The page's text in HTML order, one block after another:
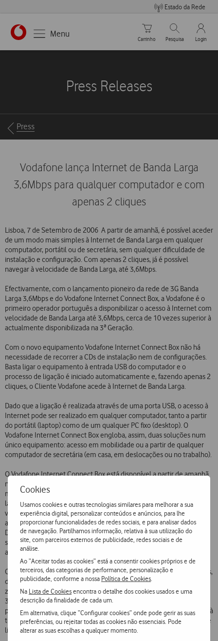
Cookies
Usamos cookies e outras tecnologias similares para melhorar a sua
experiência digital, personalizar conteúdos e anúncios, para lhe
proporcionar funcionalidades de redes sociais, e para analisar dados
de navegação. Partilhamos informação, relativa à sua utilização do
site, com parceiros externos de publicidade, redes sociais e de
análise.
Ao “Aceitar todas as cookies” está a consentir cookies próprios e de
terceiros, das categorias de performance, personalização e
publicidade, conforme a nossa Política de Cookies
Na Lista de Cookiesencontra o detalhe dos cookies usados e uma
descrição da finalidade de cada um.
Em alternativa, clique “Configurar cookies” onde pode gerir as suas
preferências, ou rejeitar todas as cookies não essenciais. Pode
alterar as suas escolhas a qualquer momento.
Estado da Rede
https://www.vodafone.pt
Menu
Carrinho de compras
Carrinho
Pesquisar
Pesquisa
My
Login
Press Releases
Breadcrumbs
Press
Vodafone lança Internet de Banda Larga
3,6Mbps para qualquer computador e com
apenas 2 cliques
Lisboa, 7 de Setembro de 2006  A partir de amanhã, é possível aceder
de um modo mais simples à Internet de Banda Larga em qualquer
computador, portátil ou de secretária, sem qualquer dificuldade de
instalação e configuração. Com apenas 2 cliques, já é possível
navegar à velocidade de Banda Larga, até 3,6Mbps.
Efectivamente, com o lançamento pioneiro da rede de 3G Banda
Larga 3,6Mbps e do Vodafone Internet Connect Box, a Vodafone é o
primeiro operador português a disponibilizar o acesso à Internet com
velocidade de Banda Larga até 3,6Mbps, cerca de 10 vezes superior à
actualmente disponibilizada na 3ª Geração.
Com o novo equipamento Vodafone Internet Connect Box não há
necessidade de recorrer a CDs de instalação nem de configurações.
Basta ligar o equipamento à entrada USB do computador e o
processo de ligação é iniciado automaticamente e, fazendo apenas 2
cliques, o Cliente Vodafone acede à Internet de Banda Larga.
Dado que a ligação é realizada através de uma porta USB, o acesso à
Internet pode ser realizado em qualquer computador, tanto a partir
do portátil (laptop) como de um qualquer PC fixo (desktop). O
Vodafone Internet Connect Box engloba, assim, duas soluções num
único equipamento: acesso em mobilidade ou a partir de qualquer
computador de secretária (em casa, em deslocações ou no trabalho).
O Vodafone Internet Connect Box está disponível a partir de amanhã
nas lojas Vodafone, ao preço de 199,9 euros ou de 149,9 euros
mediante um contrato de permanência de 12 meses. Com o
lançamento do Vodafone Internet Connect Box, entra também em
vigor o novo plano de tarifas 3G Banda Larga 3,6Mbps (tarifário em
anexo), que é o único plano que permite velocidades até 3,6Mbps.
Destaque-se o conjunto de condições especiais de adesão, nas quais
se inclui o desconto de 5 euros na mensalidade válido para todas as
adesões até 31 de Dezembro de 2006.
O lançamento pioneiro desta solução e da rede Banda Larga 3,6Mbps,
disponível já nesta fase nas Cidades de Lisboa e Porto e nalgumas
zonas do Algarve, conjugado com a forte expansão da sua rede
3.5G/HSDPA, que cobre já cerca de 130 cidades portuguesas,
permite à Vodafone facilitar aos seus Clientes o acesso generalizado à
tecnologia de 3G Banda Larga e reforça, uma vez mais, a sua aposta e
liderança na Terceira Geração Móvel em Portugal.